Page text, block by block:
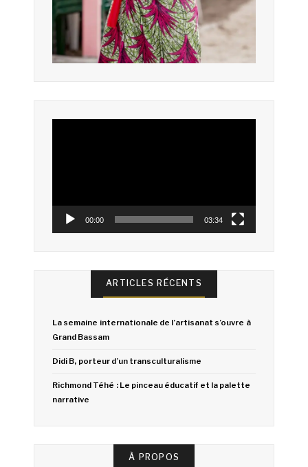
00:00 03:34
ARTICLES RÉCENTS
La semaine internationale de l’artisanat s’ouvre à
Grand Bassam
Didi B, porteur d’un transculturalisme
Richmond Téhé : Le pinceau éducatif et la palette
narrative
À PROPOS